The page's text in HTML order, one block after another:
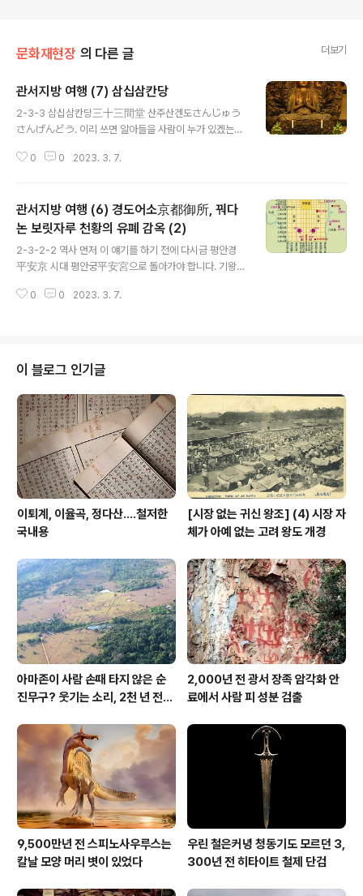
문화재현장 의 다른 글 더보기
관서지방 여행 (7) 삼십삼칸당
2-3-3 삼십삼칸당三十三間堂 산주산겐도さんじゅう
さんげんどう. 이리 쓰면 알아들을 사람이 누가 있겠는
칸 건물이라는 뜻이다. 이를 위해 무엇보다 칸이라는 개념
글자 그대로 공간 space를 의미한다. 이 칸은 오직 동아시
아 목조건축에서만 해당한다. 그것도 건물 기둥을 기준으
로 성립한다. 그 건물 기둥도 작은 기둥이 아니라 주기둥이
라 할 만한 것만을 대상으로 한다. 칸은 이런 主기둥과 다
른 주기둥 사이 숫자다. 어떤 건물이 몇 칸인가는 이 주기둥
총 숫자에서 1를 빼면 된다. 다시 말해 주기둥이 10개면 9
0 0 2023. 3. 7.
관서지방 여행 (6) 경도어소京都御所, 꿔다
논 보릿자루 천황의 유폐 감옥 (2)
2-3-2-2 역사 먼저 이 얘기를 하기 전에 다시금 평안경
平安京 시대 평안궁平安宮으로 돌아가야 합니다. 기왕이
합니다. 아래가 그것입니다. 오른쪽 상단에 현재의 어소가
안, 대략 600년 간 황궁은 저 평안궁이었다가 우리네 고려
시대 후기인 14세기에 접어들어 지금의 경도어소로 황궁
자리가 옮겨졌습니다. 천황이 상시로 거주하는 공간으로서
의 황궁 자리를 경도어소는 명치시대에 에도, 곧 지금의 동
경에 내주고 마는데, 이로써 본다면 경도어소가 황궁으로
기능한 기간은 대략 500년입니다. 따라서 황..
0 0 2023. 3. 7.
이 블로그 인기글
이퇴계, 이율곡, 정다산....철저한
국내용
[시장 없는 귀신 왕조] (4) 시장 자
체가 아예 없는 고려 왕도 개경
아마존이 사람 손때 타지 않은 순
진무구? 웃기는 소리, 2천 년 전에
2,000년 전 광서 장족 암각화 안
료에서 사람 피 성분 검출
9,500만년 전 스피노사우루스는
칼날 모양 머리 볏이 있었다
우린 철은커녕 청동기도 모르던 3,
300년 전 히타이트 철제 단검